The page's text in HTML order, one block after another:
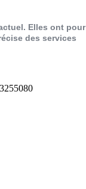
Elles ont pour
des services